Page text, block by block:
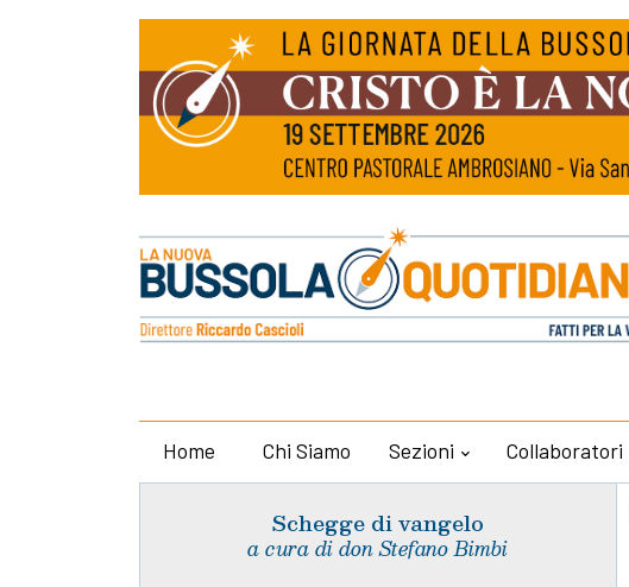
Home Chi Siamo Sezioni Collaboratori
Schegge di vangelo
a cura di don Stefano Bimbi